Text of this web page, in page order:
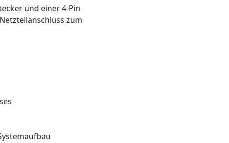
und einer 4-Pin-
zum